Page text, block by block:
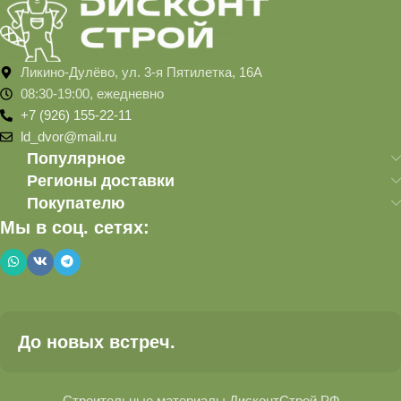
Ликино-Дулёво, ул. 3-я Пятилетка, 16А
08:30-19:00, ежедневно
+7 (926) 155-22-11
ld_dvor@mail.ru
Популярное
Регионы доставки
Покупателю
Мы в соц. сетях:
До новых встреч.